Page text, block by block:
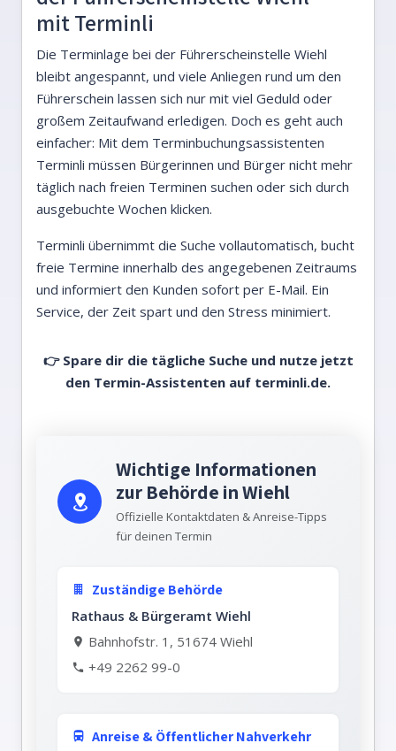
mit Terminli
Die Terminlage bei der Führerscheinstelle Wiehl
bleibt angespannt, und viele Anliegen rund um den
Führerschein lassen sich nur mit viel Geduld oder
großem Zeitaufwand erledigen. Doch es geht auch
einfacher: Mit dem Terminbuchungsassistenten
Terminli müssen Bürgerinnen und Bürger nicht mehr
täglich nach freien Terminen suchen oder sich durch
ausgebuchte Wochen klicken.
Terminli übernimmt die Suche vollautomatisch, bucht
freie Termine innerhalb des angegebenen Zeitraums
und informiert den Kunden sofort per E-Mail. Ein
Service, der Zeit spart und den Stress minimiert.
👉 Spare dir die tägliche Suche und nutze jetzt
den Termin-Assistenten auf terminli.de.
Wichtige Informationen
zur Behörde in Wiehl
Offizielle Kontaktdaten & Anreise-Tipps
für deinen Termin
Zuständige Behörde
Rathaus & Bürgeramt Wiehl
Bahnhofstr. 1, 51674 Wiehl
+49 2262 99-0
Anreise & Öffentlicher Nahverkehr